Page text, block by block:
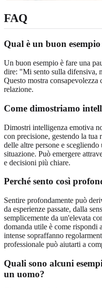
FAQ
Qual è un buon
Un buon esempio è fare una
dire: "Mi sento sulla difensiva,
Questo mostra consapevolezza
relazione.
Come dimostriamo
Dimostri intelligenza emotiva
con precisione, gestendo la tua
delle altre persone e
situazione. Può emergere
e decisioni più chiare.
Perché sento così
Sentire profondamente può
da esperienze passate, dalla
semplicemente da un'elevata
domanda utile è come rispondi
intense sopraffanno
professionale può aiutarti a
Quali sono alcuni
un uomo?